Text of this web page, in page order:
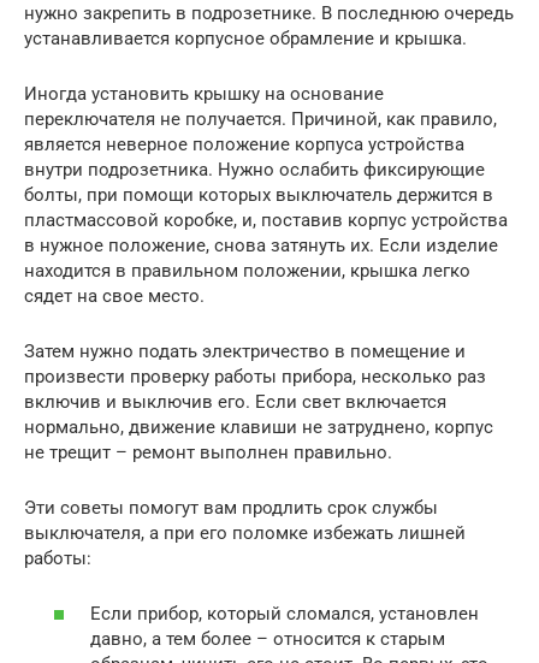
нужно закрепить в подрозетнике. В последнюю очередь
устанавливается корпусное обрамление и крышка.
Иногда установить крышку на основание
переключателя не получается. Причиной, как правило,
является неверное положение корпуса устройства
внутри подрозетника. Нужно ослабить фиксирующие
болты, при помощи которых выключатель держится в
пластмассовой коробке, и, поставив корпус устройства
в нужное положение, снова затянуть их. Если изделие
находится в правильном положении, крышка легко
сядет на свое место.
Затем нужно подать электричество в помещение и
произвести проверку работы прибора, несколько раз
включив и выключив его. Если свет включается
нормально, движение клавиши не затруднено, корпус
не трещит – ремонт выполнен правильно.
Эти советы помогут вам продлить срок службы
выключателя, а при его поломке избежать лишней
работы:
Если прибор, который сломался, установлен
давно, а тем более – относится к старым